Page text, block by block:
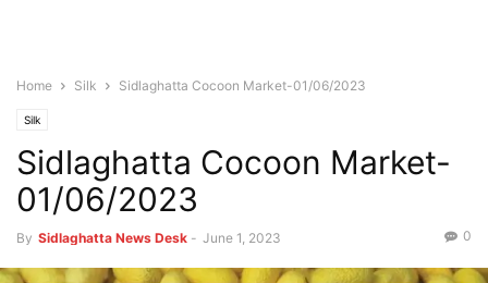
Home Silk Sidlaghatta Cocoon Market-01/06/2023
Silk
Sidlaghatta Cocoon Market-
01/06/2023
By Sidlaghatta News Desk - June 1, 2023 0